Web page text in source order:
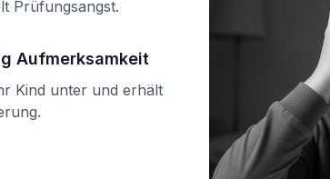
Prüfungsangst.
Aufmerksamkeit
Kind unter und erhält